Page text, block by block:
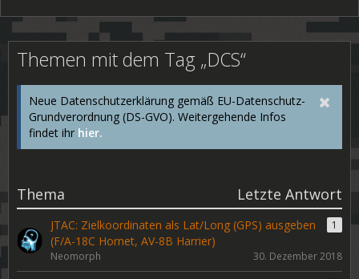
Themen mit dem Tag „DCS“
Neue Datenschutzerklärung gemäß EU-Datenschutz-
Grundverordnung (DS-GVO). Weitergehende Infos
findet ihr hier.
Thema Letzte Antwort
JTAC: Zielkoordinaten als Lat/Long (GPS) ausgeben
(F/A-18C Hornet, AV-8B Harrier)
1
Neomorph 30. Dezember 2018